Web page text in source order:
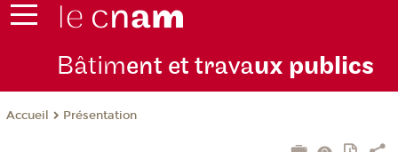
Bâtiment et travaux publics
Accueil Présentation